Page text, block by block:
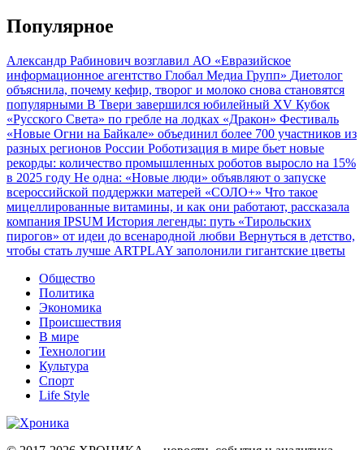
Популярное
Александр Рабинович возглавил АО «Евразийское
информационное агентство Глобал Медиа Групп» Диетолог
объяснила, почему кефир, творог и молоко снова становятся
популярными В Твери завершился юбилейный XV Кубок
«Русского Света» по гребле на лодках «Дракон» Фестиваль
«Новые Огни на Байкале» объединил более 700 участников из
разных регионов России Роботизация в мире бьет новые
рекорды: количество промышленных роботов выросло на 15%
в 2025 году Не одна: «Новые люди» объявляют о запуске
всероссийской поддержки матерей «СОЛО+» Что такое
мицеллированные витамины, и как они работают, рассказала
компания IPSUM История легенды: путь «Тирольских
пирогов» от идеи до всенародной любви Вернуться в детство,
чтобы стать лучше ARTPLAY заполонили гигантские цветы
Общество
Политика
Экономика
Происшествия
В мире
Технологии
Культура
Спорт
Life Style